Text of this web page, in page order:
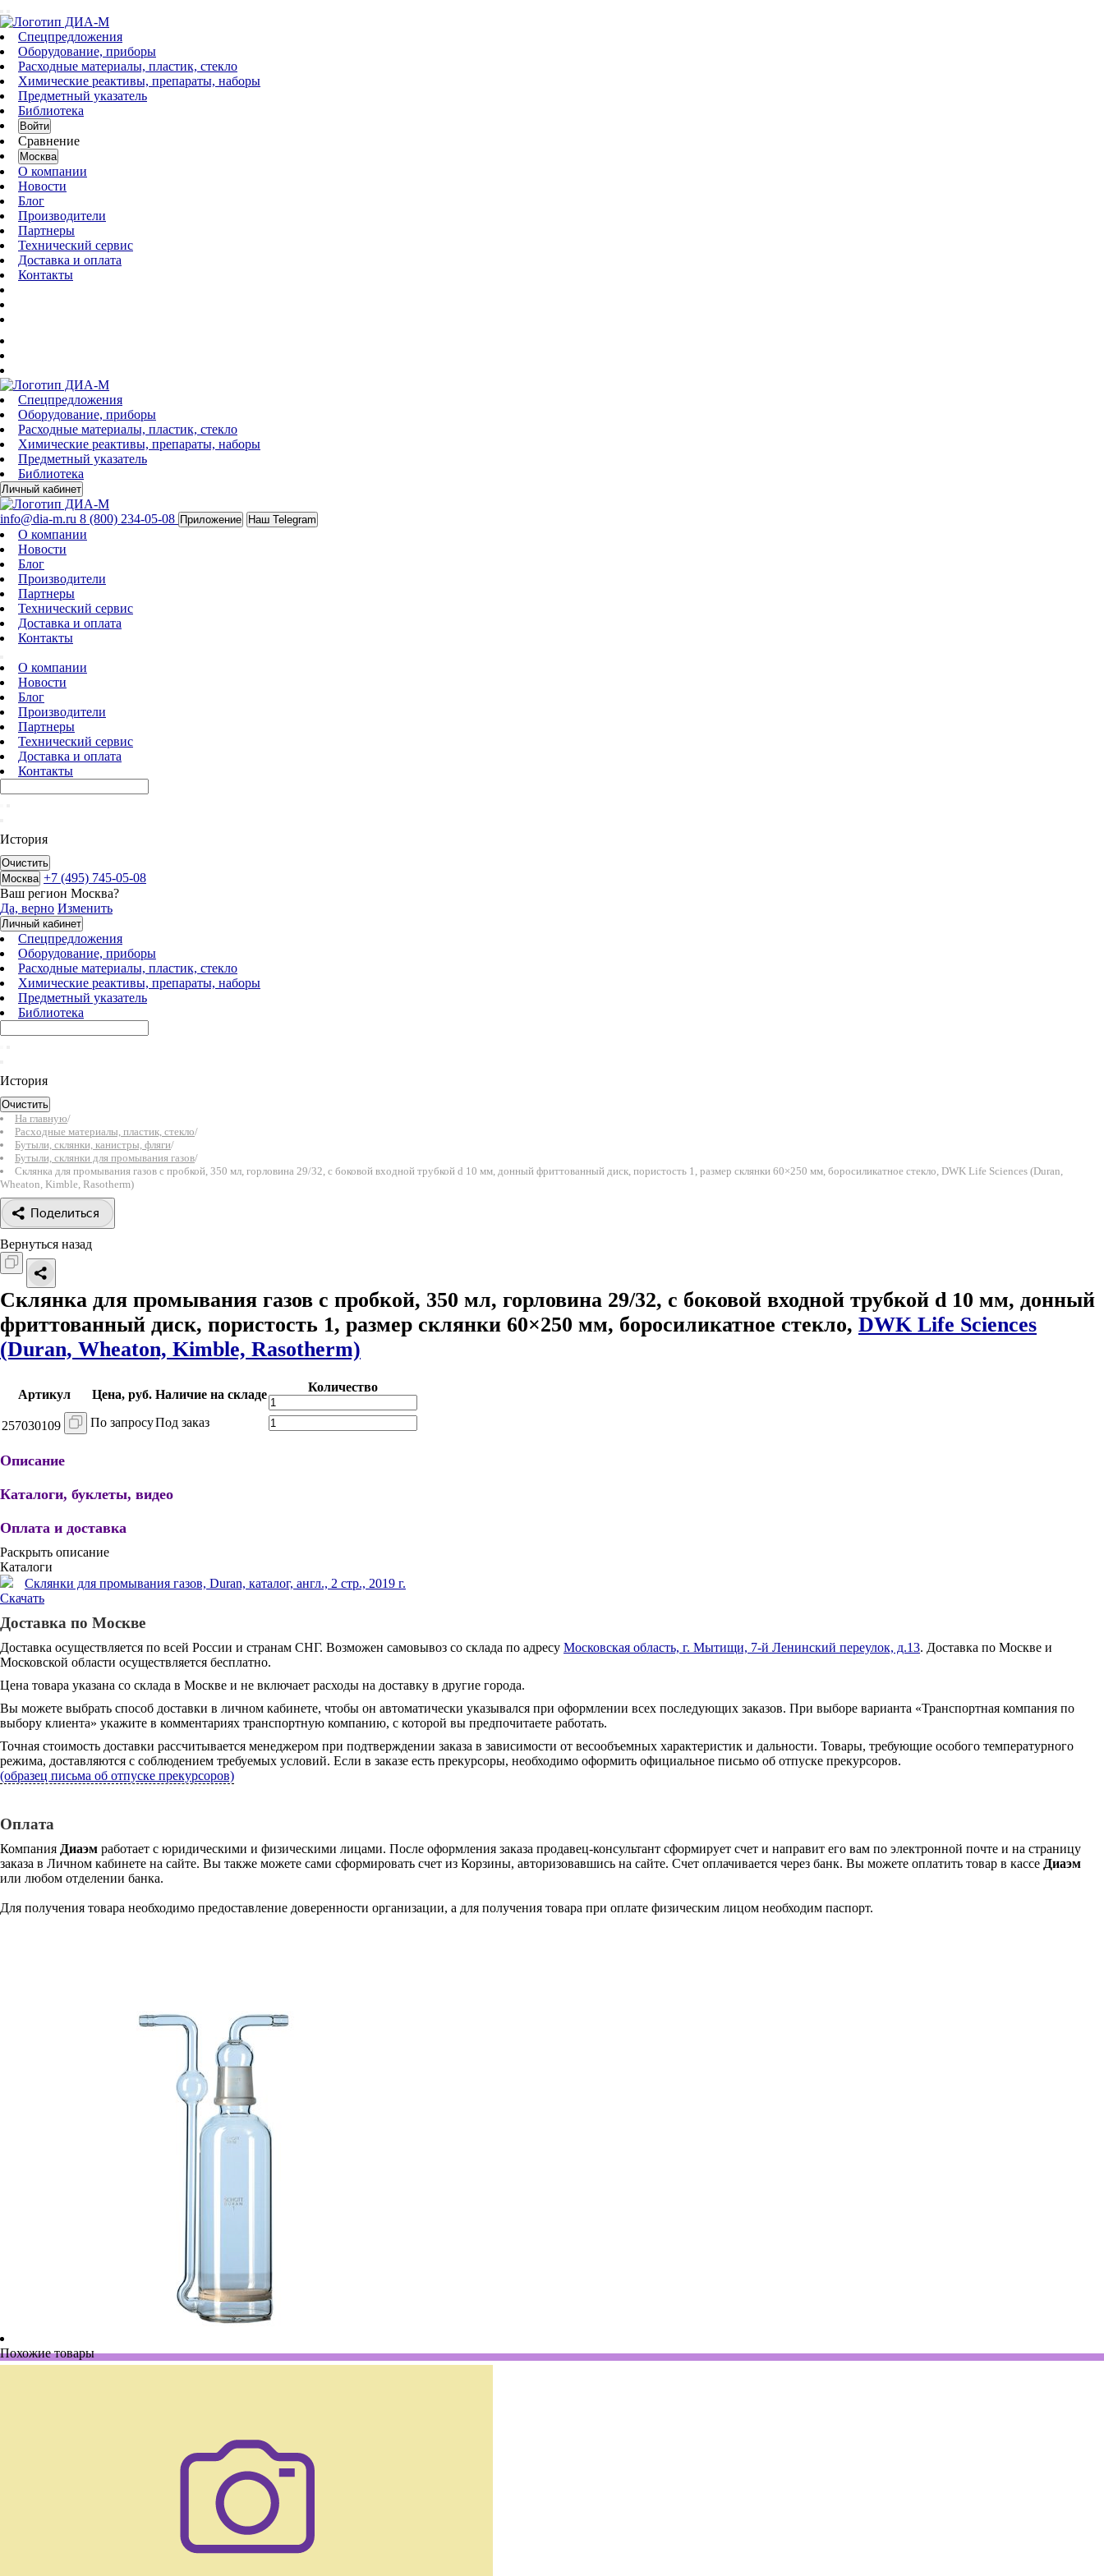
Спецпредложения
Оборудование, приборы
Расходные материалы, пластик, стекло
Химические реактивы, препараты, наборы
Предметный указатель
Библиотека
Войти
Сравнение
Москва
О компании
Новости
Блог
Производители
Партнеры
Технический сервис
Доставка и оплата
Контакты
Спецпредложения
Оборудование, приборы
Расходные материалы, пластик, стекло
Химические реактивы, препараты, наборы
Предметный указатель
Библиотека
Личный кабинет
info@dia-m.ru 8 (800) 234-05-08 Приложение Наш Telegram
О компании
Новости
Блог
Производители
Партнеры
Технический сервис
Доставка и оплата
Контакты
О компании
Новости
Блог
Производители
Партнеры
Технический сервис
Доставка и оплата
Контакты
История
Очистить
Москва +7 (495) 745-05-08
Ваш регион Москва?
Да, верно Изменить
Личный кабинет
Спецпредложения
Оборудование, приборы
Расходные материалы, пластик, стекло
Химические реактивы, препараты, наборы
Предметный указатель
Библиотека
История
Очистить
На главную/
Расходные материалы, пластик, стекло/
Бутыли, склянки, канистры, фляги/
Бутыли, склянки для промывания газов/
Склянка для промывания газов с пробкой, 350 мл, горловина 29/32, с боковой входной трубкой d 10 мм, донный фриттованный диск, пористость 1, размер склянки 60×250 мм, боросиликатное стекло, DWK Life Sciences (Duran,
Wheaton, Kimble, Rasotherm)
Поделиться
Вернуться назад
Склянка для промывания газов с пробкой, 350 мл, горловина 29/32, с боковой входной трубкой d 10 мм, донный
фриттованный диск, пористость 1, размер склянки 60×250 мм, боросиликатное стекло, DWK Life Sciences
(Duran, Wheaton, Kimble, Rasotherm)
Артикул Цена, руб. Наличие на складе
Количество
257030109 По запросуПод заказ
Описание
Каталоги, буклеты, видео
Оплата и доставка
Раскрыть описание
Каталоги
Склянки для промывания газов, Duran, каталог, англ., 2 стр., 2019 г.
Скачать
Доставка по Москве
Доставка осуществляется по всей России и странам СНГ. Возможен самовывоз со склада по адресу Московская область, г. Мытищи, 7-й Ленинский переулок, д.13. Доставка по Москве и
Московской области осуществляется бесплатно.
Цена товара указана со склада в Москве и не включает расходы на доставку в другие города.
Вы можете выбрать способ доставки в личном кабинете, чтобы он автоматически указывался при оформлении всех последующих заказов. При выборе варианта «Транспортная компания по
выбору клиента» укажите в комментариях транспортную компанию, с которой вы предпочитаете работать.
Точная стоимость доставки рассчитывается менеджером при подтверждении заказа в зависимости от весообъемных характеристик и дальности. Товары, требующие особого температурного
режима, доставляются с соблюдением требуемых условий. Если в заказе есть прекурсоры, необходимо оформить официальное письмо об отпуске прекурсоров.
(образец письма об отпуске прекурсоров)
Оплата
Компания Диаэм работает с юридическими и физическими лицами. После оформления заказа продавец-консультант сформирует счет и направит его вам по электронной почте и на страницу
заказа в Личном кабинете на сайте. Вы также можете сами сформировать счет из Корзины, авторизовавшись на сайте. Счет оплачивается через банк. Вы можете оплатить товар в кассе Диаэм
или любом отделении банка.
Для получения товара необходимо предоставление доверенности организации, а для получения товара при оплате физическим лицом необходим паспорт.
Похожие товары